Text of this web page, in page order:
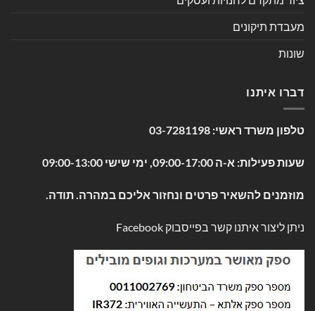
מעבדת תיקונים
שונות
דברו איתנו
טלפון משרד ראשי: 03-7281198
שעות פעילות: א-ה 09:00-17:00, ימי שישי 09:00-13:00
מוזמנים להשאיר פרטים ונחזור אליכם במהרה. תודה.
ניתן ליצור איתנו קשר בפייסבוק Facebook